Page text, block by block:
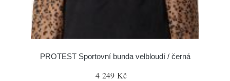
PROTEST Sportovní bunda velbloudí / černá
4 249 Kč